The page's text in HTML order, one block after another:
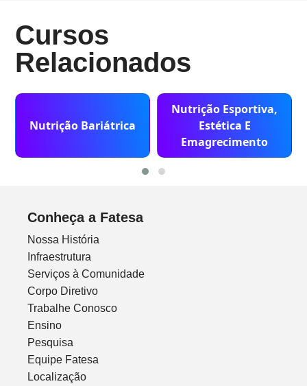
Cursos
Relacionados
Nutrição Bariátrica
Nutrição Esportiva,
Estética E
Emagrecimento
Conheça a Fatesa
Nossa História
Infraestrutura
Serviços à Comunidade
Corpo Diretivo
Trabalhe Conosco
Ensino
Pesquisa
Equipe Fatesa
Localização